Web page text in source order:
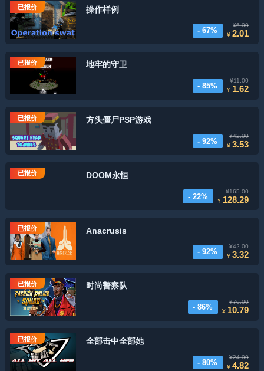
已报价 操作样例
- 67%
¥6.00
¥2.01
已报价 地牢的守卫
- 85%
¥11.00
¥ 1.62
已报价 方头僵尸PSP游戏
- 92%
¥42.00
¥3.53
已报价 DOOM永恒
- 22%
¥165.00
¥ 128.29
已报价 Anacrusis
- 92%
¥42.00
¥3.32
已报价 时尚警察队
- 86%
¥76.00
¥ 10.79
已报价 全部击中全部她
- 80%
¥24.00
¥4.82